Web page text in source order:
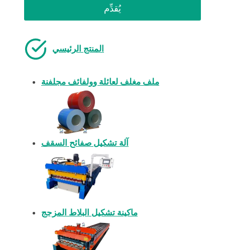
يُقدِّم
المنتج الرئيسي
ملف مغلف لعائلة وولفائف مجلفنة
آلة تشكيل صفائح السقف
ماكينة تشكيل البلاط المزجج